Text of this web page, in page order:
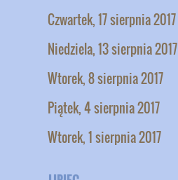
Czwartek, 17 sierpnia 2017
Niedziela, 13 sierpnia 2017
Wtorek, 8 sierpnia 2017
Piątek, 4 sierpnia 2017
Wtorek, 1 sierpnia 2017